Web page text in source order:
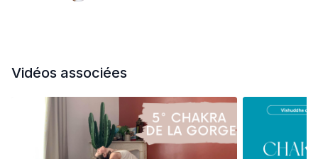
Vidéos associées